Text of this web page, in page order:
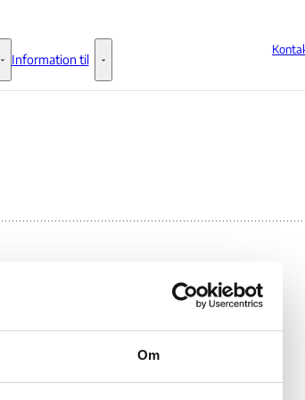
Om
Publikationer - Flere links
Information til Information til - Flere links